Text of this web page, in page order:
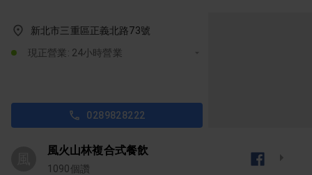
新北市三重區正義北路73號
現正營業: 24小時營業
0289828222
風火山林複合式餐飲
1090個讚